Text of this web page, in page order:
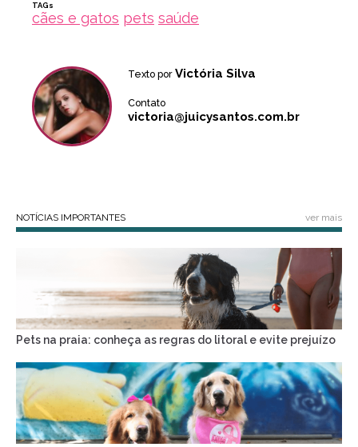
TAGs
cães e gatos pets saúde
Texto por Victória Silva
Contato
victoria@juicysantos.com.br
NOTÍCIAS IMPORTANTES ver mais
Pets na praia: conheça as regras do litoral e evite prejuízo